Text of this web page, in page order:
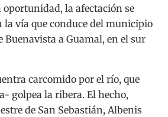
oportunidad, la afectación se
la vía que conduce del municipio
Buenavista a Guamal, en el sur
carcomido por el río, que
golpea la ribera. El hecho,
de San Sebastián, Albenis